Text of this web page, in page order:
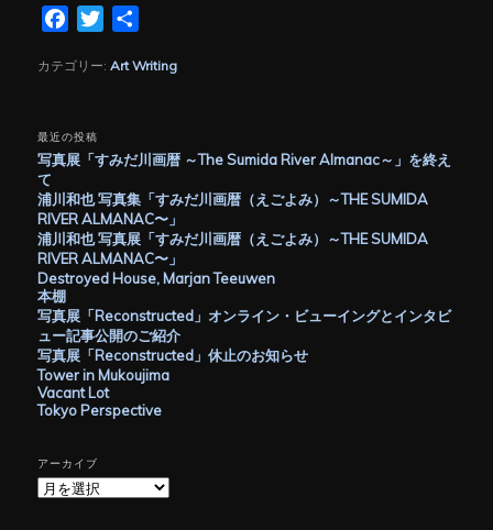
FacebookTwitter
カテゴリー: Art Writing
最近の投稿
写真展「すみだ川画暦 ～The Sumida River Almanac～」を終え
て
浦川和也 写真集「すみだ川画暦（えごよみ）～THE SUMIDA
RIVER ALMANAC〜」
浦川和也 写真展「すみだ川画暦（えごよみ）～THE SUMIDA
RIVER ALMANAC〜」
Destroyed House, Marjan Teeuwen
本棚
写真展「Reconstructed」オンライン・ビューイングとインタビ
ュー記事公開のご紹介
写真展「Reconstructed」休止のお知らせ
Tower in Mukoujima
Vacant Lot
Tokyo Perspective
アーカイブ
ア
ー